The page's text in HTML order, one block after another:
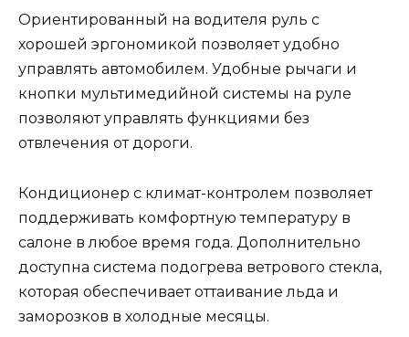
Ориентированный на водителя руль с
хорошей эргономикой позволяет удобно
управлять автомобилем. Удобные рычаги и
кнопки мультимедийной системы на руле
позволяют управлять функциями без
отвлечения от дороги.
Кондиционер с климат-контролем позволяет
поддерживать комфортную температуру в
салоне в любое время года. Дополнительно
доступна система подогрева ветрового стекла,
которая обеспечивает оттаивание льда и
заморозков в холодные месяцы.